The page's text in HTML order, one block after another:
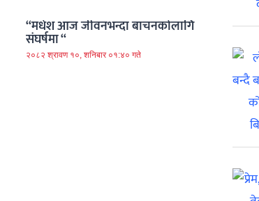
“मधेश आज जीवनभन्दा बाचनकोलागि
संघर्षमा “
२०८२ श्रावण १०, शनिबार ०१:४० गते